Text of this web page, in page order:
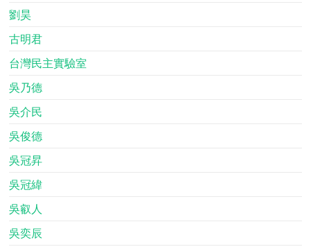
劉昊
古明君
台灣民主實驗室
吳乃德
吳介民
吳俊德
吳冠昇
吳冠緯
吳叡人
吳奕辰